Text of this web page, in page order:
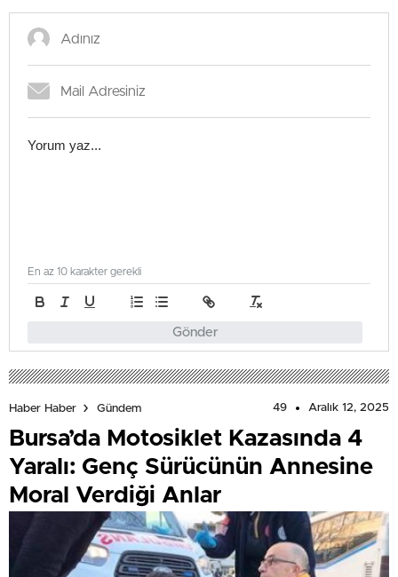
Gönder
En az 10 karakter gerekli
Haber Haber Gündem 49 Aralık 12, 2025
Bursa’da Motosiklet Kazasında 4
Yaralı: Genç Sürücünün Annesine
Moral Verdiği Anlar